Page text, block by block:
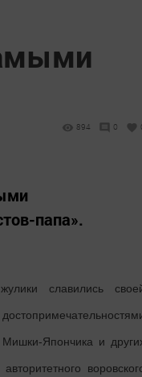
894 0
папа».
славились
Япончика и